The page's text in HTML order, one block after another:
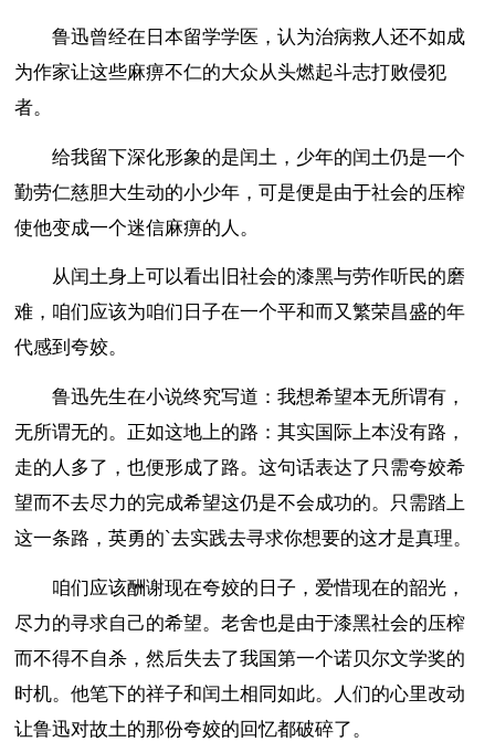
鲁迅曾经在日本留学学医，认为治病救人还不如成
为作家让这些麻痹不仁的大众从头燃起斗志打败侵犯
者。
给我留下深化形象的是闰土，少年的闰土仍是一个
勤劳仁慈胆大生动的小少年，可是便是由于社会的压榨
使他变成一个迷信麻痹的人。
从闰土身上可以看出旧社会的漆黑与劳作听民的磨
难，咱们应该为咱们日子在一个平和而又繁荣昌盛的年
代感到夸姣。
鲁迅先生在小说终究写道：我想希望本无所谓有，
无所谓无的。正如这地上的路：其实国际上本没有路，
走的人多了，也便形成了路。这句话表达了只需夸姣希
望而不去尽力的完成希望这仍是不会成功的。只需踏上
这一条路，英勇的`去实践去寻求你想要的这才是真理。
咱们应该酬谢现在夸姣的日子，爱惜现在的韶光，
尽力的寻求自己的希望。老舍也是由于漆黑社会的压榨
而不得不自杀，然后失去了我国第一个诺贝尔文学奖的
时机。他笔下的祥子和闰土相同如此。人们的心里改动
让鲁迅对故土的那份夸姣的回忆都破碎了。